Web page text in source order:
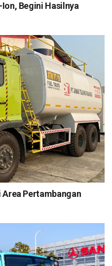
Begini Hasilnya
Area Pertambangan